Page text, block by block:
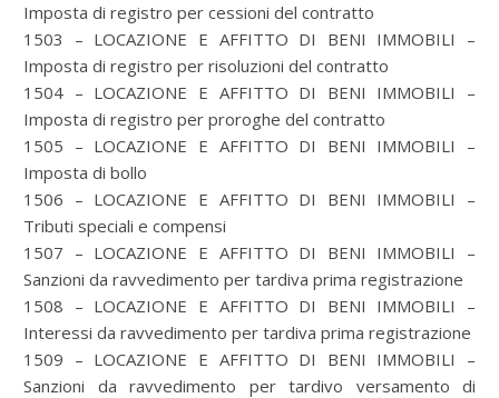
Imposta di registro per cessioni del contratto
1503 – LOCAZIONE E AFFITTO DI BENI IMMOBILI –
Imposta di registro per risoluzioni del contratto
1504 – LOCAZIONE E AFFITTO DI BENI IMMOBILI –
Imposta di registro per proroghe del contratto
1505 – LOCAZIONE E AFFITTO DI BENI IMMOBILI –
Imposta di bollo
1506 – LOCAZIONE E AFFITTO DI BENI IMMOBILI –
Tributi speciali e compensi
1507 – LOCAZIONE E AFFITTO DI BENI IMMOBILI –
Sanzioni da ravvedimento per tardiva prima registrazione
1508 – LOCAZIONE E AFFITTO DI BENI IMMOBILI –
Interessi da ravvedimento per tardiva prima registrazione
1509 – LOCAZIONE E AFFITTO DI BENI IMMOBILI –
Sanzioni da ravvedimento per tardivo versamento di